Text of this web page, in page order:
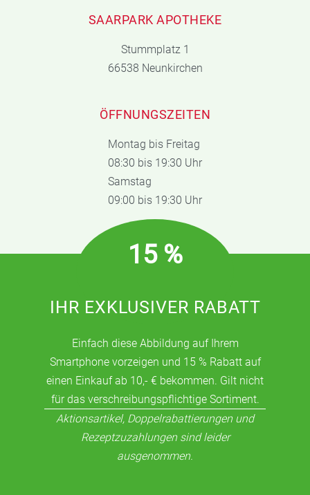
SAARPARK APOTHEKE
Stummplatz 1
66538 Neunkirchen
ÖFFNUNGSZEITEN
Montag bis Freitag
08:30 bis 19:30 Uhr
Samstag
09:00 bis 19:30 Uhr
15 %
IHR EXKLUSIVER RABATT
Einfach diese Abbildung auf Ihrem
Smartphone vorzeigen und 15 % Rabatt auf
einen Einkauf ab 10,- € bekommen. Gilt nicht
für das verschreibungspflichtige Sortiment.
Aktionsartikel, Doppelrabattierungen und
Rezeptzuzahlungen sind leider
ausgenommen.